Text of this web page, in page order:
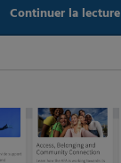
Continuer la lecture